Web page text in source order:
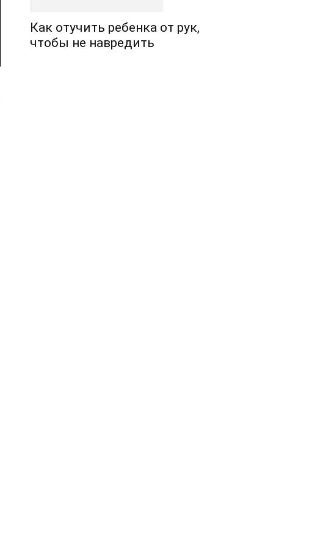
Как отучить ребенка от рук,
чтобы не навредить